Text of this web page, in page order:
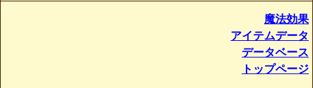
魔法効果
アイテムデータ
データベース
トップページ